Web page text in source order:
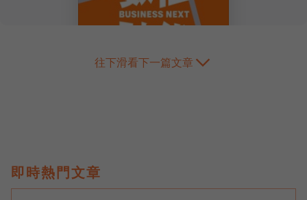
往下滑看下一篇文章
即時熱門文章